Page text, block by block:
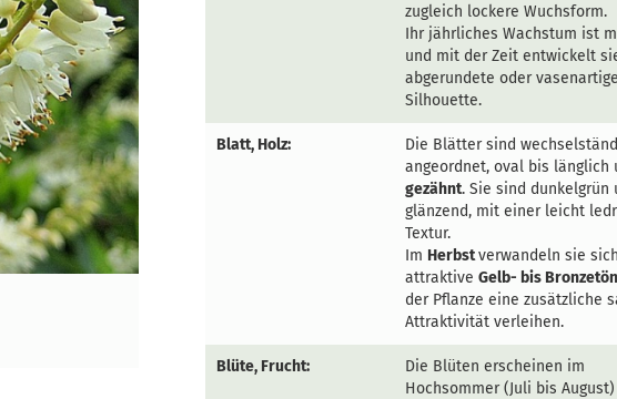
zugleich lockere Wuchsform.
Ihr jährliches Wachstum ist
und mit der Zeit entwickelt
abgerundete oder vasenartige
Silhouette.
Blatt, Holz:
Die Blätter sind
angeordnet, oval bis länglich
gezähnt. Sie sind dunkelgrün
glänzend, mit einer leicht
Textur.
Im Herbstverwandeln sie
attraktive Gelb- bis
der Pflanze eine zusätzliche
Attraktivität verleihen.
Blüte, Frucht:
Die Blüten erscheinen im
Hochsommer (Juli bis